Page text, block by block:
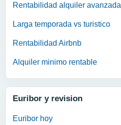
Rentabilidad alquiler avanzada
Larga temporada vs turistico
Rentabilidad Airbnb
Alquiler minimo rentable
Euribor y revision
Euribor hoy